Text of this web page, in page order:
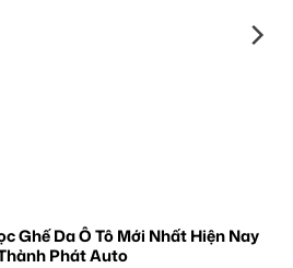
Ghế Da Ô Tô Mới Nhất Hiện Nay
Phát Auto